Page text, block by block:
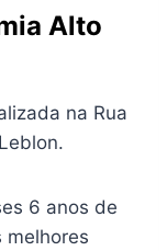
Alto
na Rua
6 anos de
melhores